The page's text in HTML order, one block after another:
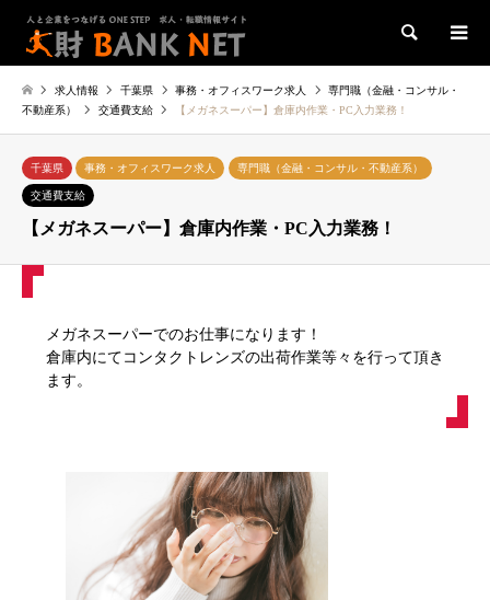
検索
求人情報 千葉県 事務・オフィスワーク求人
専門職（金融・コンサル・
不動産系）
交通費支給 【メガネスーパー】倉庫内作業・PC入力業務！
千葉県 事務・オフィスワーク求人 専門職（金融・コンサル・不動産系）
交通費支給
【メガネスーパー】倉庫内作業・PC入力業務！
メガネスーパーでのお仕事になります！
倉庫内にてコンタクトレンズの出荷作業等々を行って頂き
ます。